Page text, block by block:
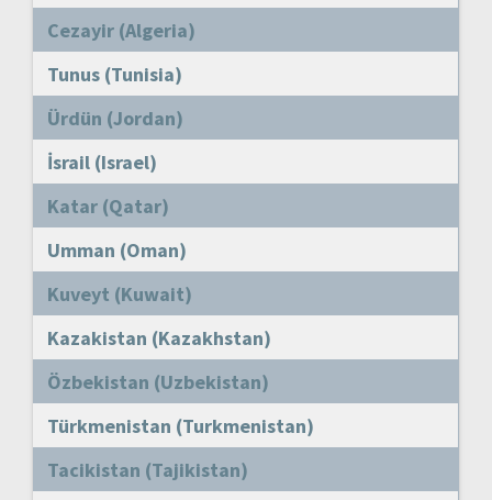
Cezayir (Algeria)
Tunus (Tunisia)
Ürdün (Jordan)
İsrail (Israel)
Katar (Qatar)
Umman (Oman)
Kuveyt (Kuwait)
Kazakistan (Kazakhstan)
Özbekistan (Uzbekistan)
Türkmenistan (Turkmenistan)
Tacikistan (Tajikistan)